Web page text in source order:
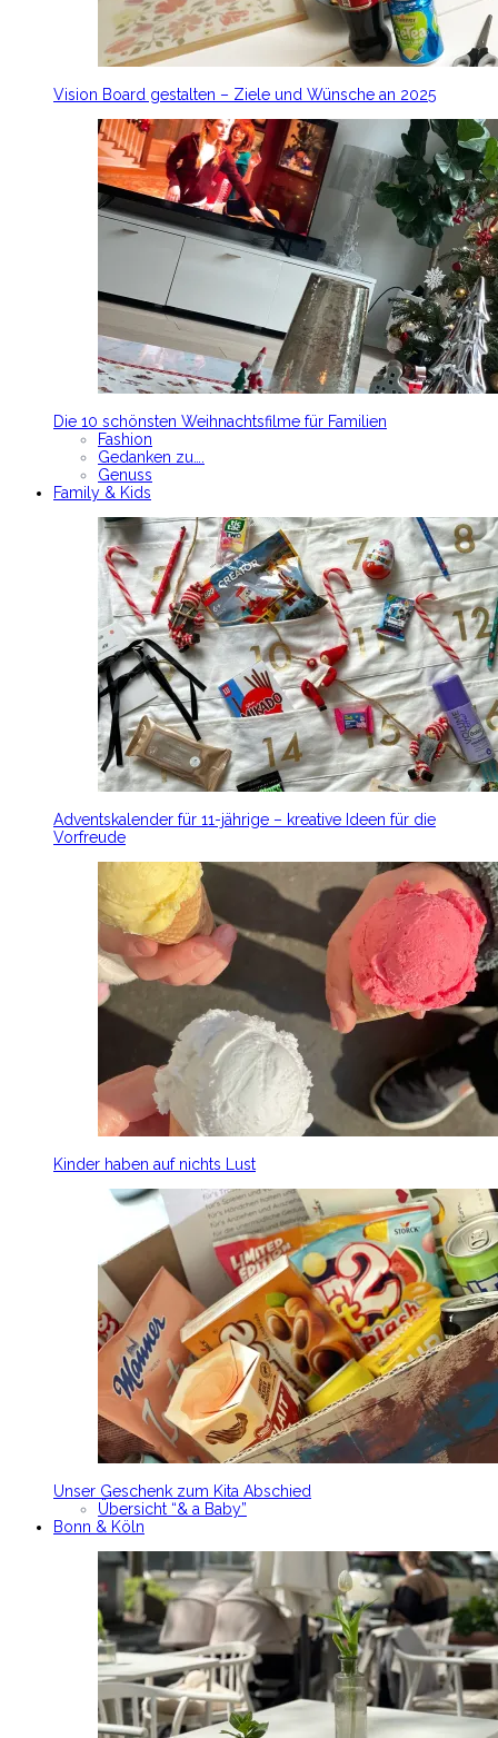
Vision Board gestalten – Ziele und Wünsche an 2025
Die 10 schönsten Weihnachtsfilme für Familien
Fashion
Gedanken zu….
Genuss
Family & Kids
Adventskalender für 11-jährige – kreative Ideen für die
Vorfreude
Kinder haben auf nichts Lust
Unser Geschenk zum Kita Abschied
Übersicht “& a Baby”
Bonn & Köln